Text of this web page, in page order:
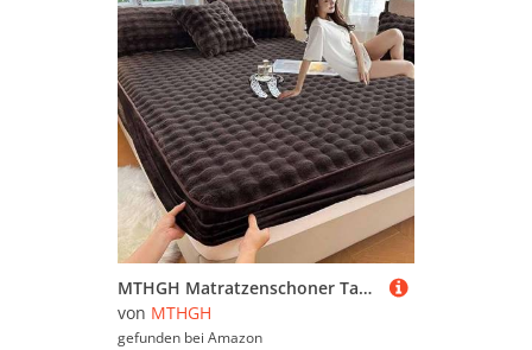
MTHGH Matratzenschoner Tagesdecke Matratzenauflage,Matratzenbezug Fleece Plüsch Spannbettlaken Mattress Protector Matratzenschutzbezüge Spannbetttücher Matratze(3,120 * 200cm)
von MTHGH
gefunden bei Amazon